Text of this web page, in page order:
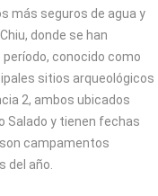
más seguros de agua y
donde se han
conocido como
sitios arqueológicos
2, ambos ubicados
Salado y tienen fechas
campamentos
del año.